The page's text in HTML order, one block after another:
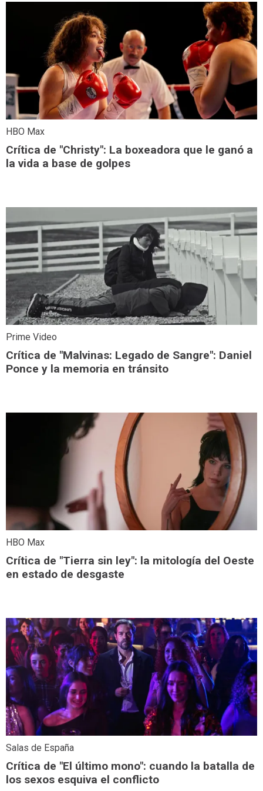
HBO Max
Crítica de "Christy": La boxeadora que le ganó a
la vida a base de golpes
Prime Video
Crítica de "Malvinas: Legado de Sangre": Daniel
Ponce y la memoria en tránsito
HBO Max
Crítica de "Tierra sin ley": la mitología del Oeste
en estado de desgaste
Salas de España
Crítica de "El último mono": cuando la batalla de
los sexos esquiva el conflicto